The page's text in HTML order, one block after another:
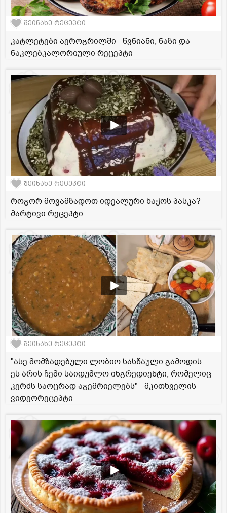
შეინახე რეცეპტი
კატლეტები აეროგრილში - წვნიანი, ნაზი და
ნაკლებკალორიული რეცეპტი
შეინახე რეცეპტი
როგორ მოვამზადოთ იდეალური ხაჭოს პასკა? -
მარტივი რეცეპტი
შეინახე რეცეპტი
"ასე მომზადებული ლობიო სასწაული გამოდის...
ეს არის ჩემი საიდუმლო ინგრედიენტი, რომელიც
კერძს საოცრად აგემრიელებს" - მკითხველის
ვიდეორეცეპტი